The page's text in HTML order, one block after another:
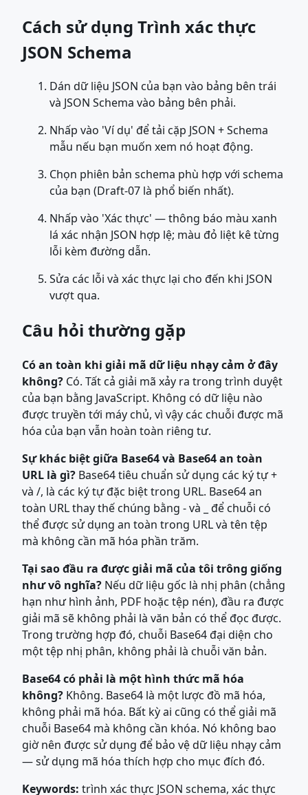
Cách sử dụng Trình xác thực
JSON Schema
Dán dữ liệu JSON của bạn vào bảng bên trái
và JSON Schema vào bảng bên phải.
Nhấp vào 'Ví dụ' để tải cặp JSON + Schema
mẫu nếu bạn muốn xem nó hoạt động.
Chọn phiên bản schema phù hợp với schema
của bạn (Draft-07 là phổ biến nhất).
Nhấp vào 'Xác thực' — thông báo màu xanh
lá xác nhận JSON hợp lệ; màu đỏ liệt kê từng
lỗi kèm đường dẫn.
Sửa các lỗi và xác thực lại cho đến khi JSON
vượt qua.
Câu hỏi thường gặp
Có an toàn khi giải mã dữ liệu nhạy cảm ở đây
không? Có. Tất cả giải mã xảy ra trong trình duyệt
của bạn bằng JavaScript. Không có dữ liệu nào
được truyền tới máy chủ, vì vậy các chuỗi được mã
hóa của bạn vẫn hoàn toàn riêng tư.
Sự khác biệt giữa Base64 và Base64 an toàn
URL là gì? Base64 tiêu chuẩn sử dụng các ký tự +
và /, là các ký tự đặc biệt trong URL. Base64 an
toàn URL thay thế chúng bằng - và _ để chuỗi có
thể được sử dụng an toàn trong URL và tên tệp
mà không cần mã hóa phần trăm.
Tại sao đầu ra được giải mã của tôi trông giống
như vô nghĩa? Nếu dữ liệu gốc là nhị phân (chẳng
hạn như hình ảnh, PDF hoặc tệp nén), đầu ra được
giải mã sẽ không phải là văn bản có thể đọc được.
Trong trường hợp đó, chuỗi Base64 đại diện cho
một tệp nhị phân, không phải là chuỗi văn bản.
Base64 có phải là một hình thức mã hóa
không? Không. Base64 là một lược đồ mã hóa,
không phải mã hóa. Bất kỳ ai cũng có thể giải mã
chuỗi Base64 mà không cần khóa. Nó không bao
giờ nên được sử dụng để bảo vệ dữ liệu nhạy cảm
— sử dụng mã hóa thích hợp cho mục đích đó.
Keywords: trình xác thực JSON schema, xác thực